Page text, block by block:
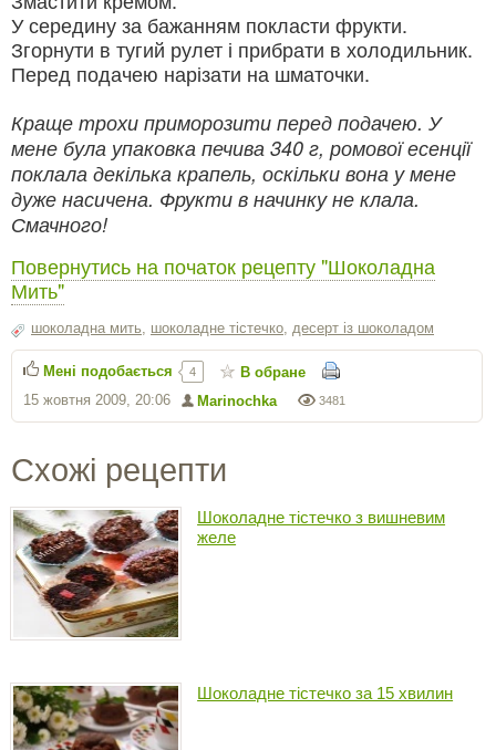
У середину за бажанням покласти фрукти.
Згорнути в тугий рулет і прибрати в холодильник.
Перед подачею нарізати на шматочки.
Краще трохи приморозити перед подачею. У
мене була упаковка печива 340 г, ромової есенції
поклала декілька крапель, оскільки вона у мене
дуже насичена. Фрукти в начинку не клала.
Смачного!
Повернутись на початок рецепту "Шоколадна
Мить"
шоколадна мить, шоколадне тістечко, десерт із шоколадом
3481
Marinochka
15 жовтня 2009, 20:06
Мені подобається 4 В обране
Схожі рецепти
Шоколадне тістечко з вишневим
желе
Шоколадне тістечко за 15 хвилин